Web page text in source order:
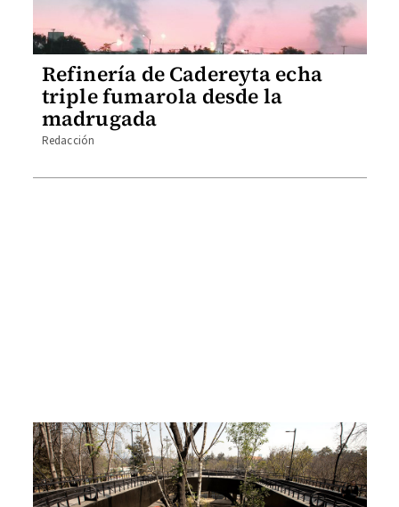
Refinería de Cadereyta echa
triple fumarola desde la
madrugada
Redacción